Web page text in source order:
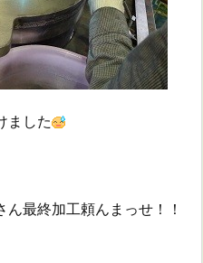
ました
最終加工頼んまっせ！！